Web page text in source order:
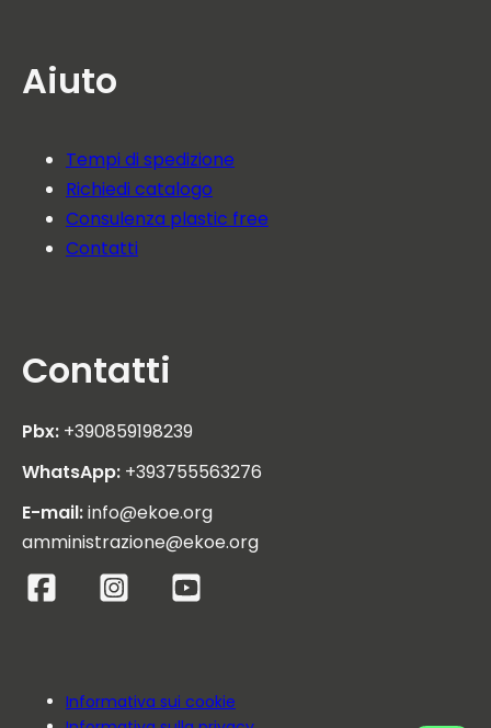
Aiuto
Tempi di spedizione
Richiedi catalogo
Consulenza plastic free
Contatti
Contatti
Pbx: +390859198239
WhatsApp: +393755563276
E-mail:info@ekoe.org
amministrazione@ekoe.org
Informativa sui cookie